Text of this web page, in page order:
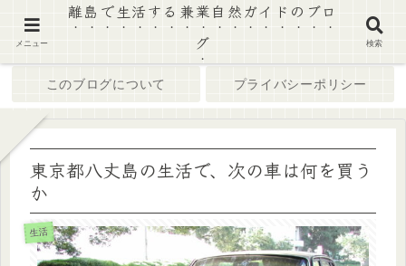
このブログについて プライバシーポリシー
東京都八丈島の生活で、次の車は何を買う
か
生活
メニュー
離島で生活する兼業自然ガイドのブロ
グ
検索